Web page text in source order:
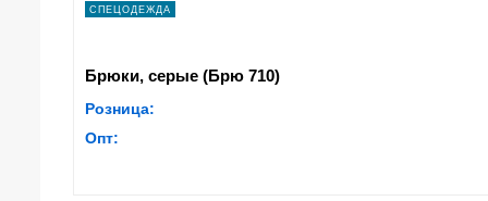
СПЕЦОДЕЖДА
Брюки, серые (Брю 710)
Розница:
Опт: